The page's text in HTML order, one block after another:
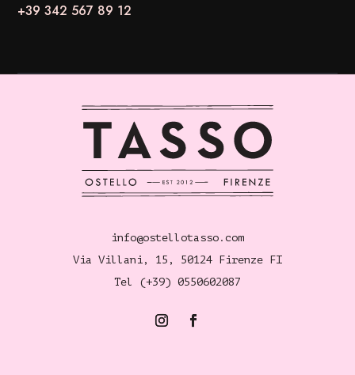
+39 342 567 89 12
info@ostellotasso.com
Via Villani, 15, 50124 Firenze FI
Tel (+39) 0550602087